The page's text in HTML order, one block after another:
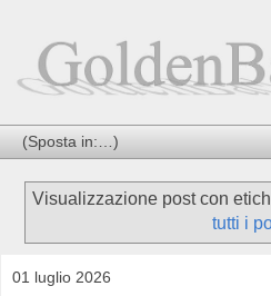
Visualizzazione post con
tutti i
01 luglio 2026